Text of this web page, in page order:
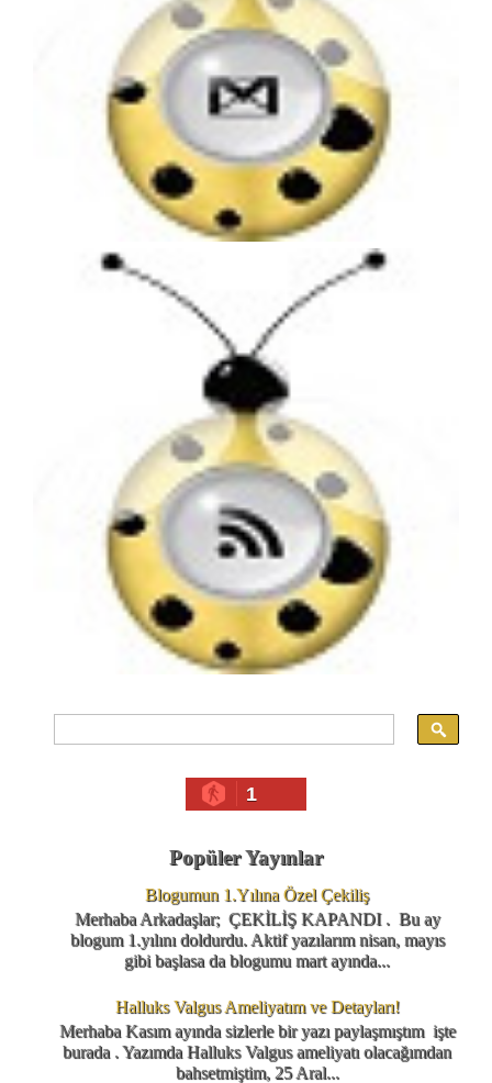
1
Popüler Yayınlar
Blogumun 1.Yılına Özel Çekiliş
Merhaba Arkadaşlar; ÇEKİLİŞ KAPANDI . Bu ay
blogum 1.yılını doldurdu. Aktif yazılarım nisan, mayıs
gibi başlasa da blogumu mart ayında...
Halluks Valgus Ameliyatım ve Detayları!
Merhaba Kasım ayında sizlerle bir yazı paylaşmıştım işte
burada . Yazımda Halluks Valgus ameliyatı olacağımdan
bahsetmiştim, 25 Aral...